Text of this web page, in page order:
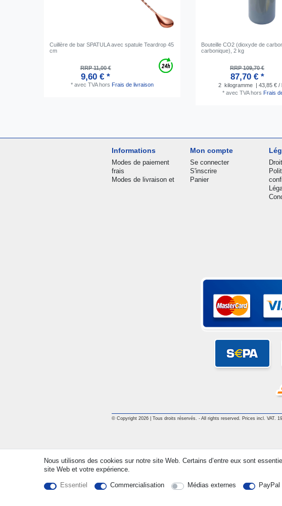
Cuillère de bar SPATULA avec spatule Teardrop 45
cm
RRP 11,00 €
9,60 € *
* avec TVAhors Frais de livraison
Bouteille CO2 (dioxyde de
carbonique), 2 kg
RRP 109,70 €
87,70 € *
2 kilogramme
| 43,85 € /
* avec TVAhors Frais
Informations
Modes de paiement
frais
Modes de livraison et
Mon compte
Se connecter
S'inscrire
Panier
© Copyright 2026 | Tous droits réservés. - All rights reserved. Prices incl. VAT.
Nous utilisons des cookies sur notre site Web. Certains d’entre eux sont
site Web et votre expérience.
Essentiel Commercialisation Médias externes PayPal